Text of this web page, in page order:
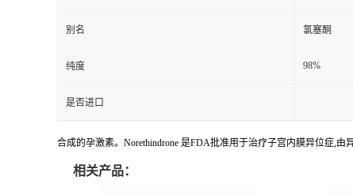
别名 氯塞酮
纯度 98%
是否进口
合成的孕激素。Norethindrone 是FDA批准用于治疗子宫内膜异位症,
相关产品：